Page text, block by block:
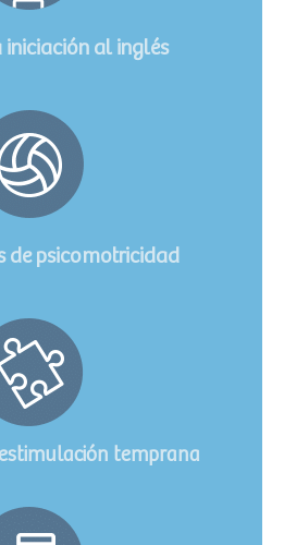
iniciación al inglés
de psicomotricidad
temprana​